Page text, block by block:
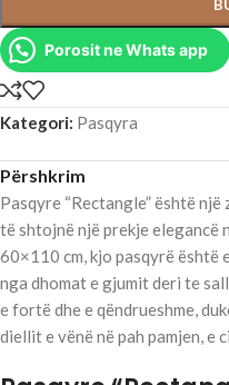
Porosit ne Whats app
Kategori: Pasqyra
Përshkrim
Pasqyre “Rectangle” është
të shtojnë një prekje elegancë
60×110 cm, kjo pasqyrë është
nga dhomat e gjumit deri te
e fortë dhe e qëndrueshme,
diellit e vënë në pah pamjen, e